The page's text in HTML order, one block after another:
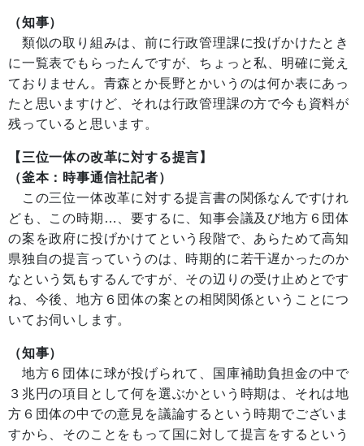
（知事）
類似の取り組みは、前に行政管理課に投げかけたとき
に一覧表でもらったんですが、ちょっと私、明確に覚え
ておりません。青森とか長野とかいうのは何か表にあっ
たと思いますけど、それは行政管理課の方で今も資料が
残っていると思います。
【三位一体の改革に対する提言】
（釜本：時事通信社記者）
この三位一体改革に対する提言書の関係なんですけれ
ども、この時期…、要するに、知事会議及び地方６団体
の案を政府に投げかけてという段階で、あらためて高知
県独自の提言っていうのは、時期的に若干遅かったのか
なという気もするんですが、その辺りの受け止めとです
ね、今後、地方６団体の案との相関関係ということにつ
いてお伺いします。
（知事）
地方６団体に球が投げられて、国庫補助負担金の中で
３兆円の項目として何を選ぶかという時期は、それは地
方６団体の中での意見を議論するという時期でございま
すから、そのことをもって国に対して提言をするという